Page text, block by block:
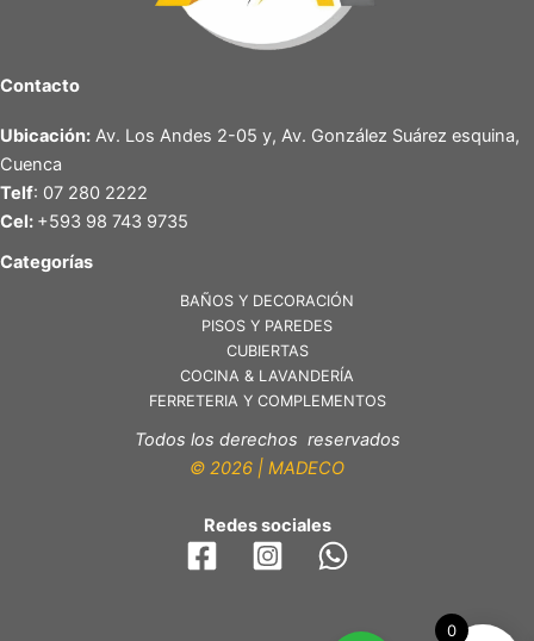
Contacto
Ubicación: Av. Los Andes 2-05 y, Av. González Suárez esquina,
Cuenca
Telf: 07 280 2222
Cel: +593 98 743 9735
Categorías
BAÑOS Y DECORACIÓN
PISOS Y PAREDES
CUBIERTAS
COCINA & LAVANDERÍA
FERRETERIA Y COMPLEMENTOS
Todos los derechos reservados
© 2026 | MADECO
Redes sociales
0